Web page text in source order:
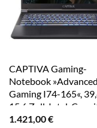
CAPTIVA Gaming-
Notebook »Advanced
Gaming I74-165«,
15,6 Zoll, Intel, Core
GB SSD
1.421,00€